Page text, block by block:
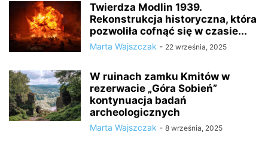
Twierdza Modlin 1939.
Rekonstrukcja historyczna, która
pozwoliła cofnąć się w czasie...
Marta Wajszczak - 22 września, 2025
W ruinach zamku Kmitów w
rezerwacie „Góra Sobień”
kontynuacja badań
archeologicznych
Marta Wajszczak - 8 września, 2025